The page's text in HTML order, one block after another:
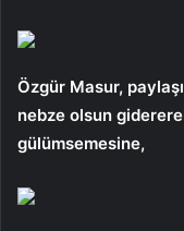
Özgür Masur,
nebze olsun
gülümsemesine,